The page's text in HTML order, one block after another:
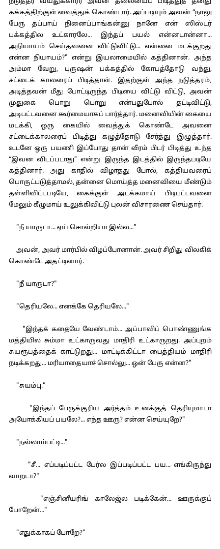
கக்கத்திற்குள் வைத்துக் கொண்டார். அப்படியும் அவன் “நாலு
பேரு தப்பாய் நினைப்பாங்கன்னு நானே என் ஸிஸ்டர்
பக்கத்தில உட்காரலே... இந்தப் பயல் என்னடான்னா...
அநியாயம் செய்தவனை விட்டுவிட்டு... என்னை மடக்குறது
என்ன நியாயம்?" என்று இயலாமையில் கத்தினான். அந்த
அம்மா வேறு, புருஷன் பக்கத்தில் கோபத்தோடு வந்து,
சட்டைக் காலரைப் பிடித்தாள். இதற்குள் அந்த நடுத்தரம்,
அடித்தவன் மீது போட்டிருந்த பிடியை விட்டு விட்டு, அவன்
முதுகை பொறு பொறு என்பதுபோல் தட்டிவிட்டு,
அடிபட்டவனை கூர்மையாகப் பார்த்தார். மனைவியின் கையை
மடக்கி, ஒரு கையில் வைத்துக் கொண்டே அவனை
சட்டைக்காலரைப் பிடித்து கழுத்தோடு சேர்த்து இழுத்தார்.
உடனே ஒரு பயணி இப்போது தான் வீரம் பிடர் பிடித்து உந்த
“இவன விடப்படாது" என்று இருந்த இடத்தில் இருந்தபடியே
கத்தினார். அது காதில் விழாதது போல், கத்தியவரைப்
பொருட்படுத்தாமல், தன்னை மொய்த்த மனைவியை மீண்டும்
தள்ளிவிட்டபடியே, கைக்குள் அடக்கமாய் பிடிபட்டவனை
மேலும் கீழுமாய் உலுக்கிவிட்டு புலன் விசாரணை செய்தார்.
"நீ யாருடா... ஏய் சொல்றியா இல்ல..."
அவன், அவர் மார்பில் விழப்போனான். அவர் சிறிது விலகிக்
கொண்டே அதட்டினார்.
"நீ யாருடா?"
"தெரியலே... எனக்கே தெரியலே..."
"இந்தக் கதையே வேண்டாம்... அப்பாவிப் பொண்ணுங்க
மத்தியில சும்மா உட்காருவது மாதிரி உட்காருறது. அப்புறம்
சுயரூபத்தைக் காட்டுறது... மாட்டிக்கிட்டா பைத்தியம் மாதிரி
நடிக்கறது... மரியாதையாச் சொல்லு... ஒன் பேரு என்ன?"
"சுயம்பு."
"இந்தப் பேருக்குரிய அர்த்தம் உனக்குத் தெரியுமாடா
அயோக்கியப் பயலே?... எந்த ஊரு? என்ன செய்யுறே?"
"நல்லாம்பட்டி..."
"சீ... எப்படிப்பட்ட பேர்ல இப்படிப்பட்ட பய... எங்கிருந்து
வாறடா?"
"எஞ்சினீயரிங் காலேஜ்ல படிக்கேன்... ஊருக்குப்
போறேன்..."
"எதுக்காகப் போறே?"